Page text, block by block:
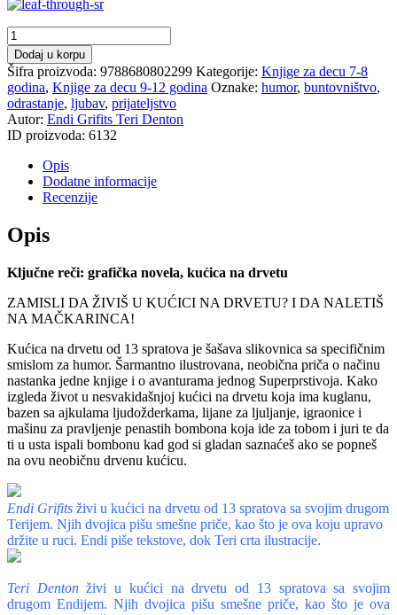
Kućica
na
drvetu
od
13
spratova
količina
Dodaj u korpu
Šifra proizvoda: 9788680802299 Kategorije: Knjige za decu 7-8
godina, Knjige za decu 9-12 godina Oznake: humor, buntovništvo,
odrastanje, ljubav, prijateljstvo
Autor: Endi Grifits Teri Denton
ID proizvoda: 6132
Opis
Dodatne informacije
Recenzije
Opis
Ključne reči: grafička novela, kućica na drvetu
ZAMISLI DA ŽIVIŠ U KUĆICI NA DRVETU? I DA NALETIŠ
NA MAČKARINCA!
Kućica na drvetu od 13 spratova je šašava slikovnica sa specifičnim
smislom za humor. Šarmantno ilustrovana, neobična priča o načinu
nastanka jedne knjige i o avanturama jednog Superprstivoja. Kako
izgleda život u nesvakidašnjoj kućici na drvetu koja ima kuglanu,
bazen sa ajkulama ljudožderkama, lijane za ljuljanje, igraonice i
mašinu za pravljenje penastih bombona koja ide za tobom i juri te da
ti u usta ispali bombonu kad god si gladan saznaćeš ako se popneš
na ovu neobičnu drvenu kućicu.
Endi Grifits živi u kućici na drvetu od 13 spratova sa svojim drugom
Terijem. Njih dvojica pišu smešne priče, kao što je ova koju upravo
držite u ruci. Endi piše tekstove, dok Teri crta ilustracije.
Teri Dentonživi u kućici na drvetu od 13 spratova sa svojim
drugom Endijem. Njih dvojica pišu smešne priče, kao što je ova